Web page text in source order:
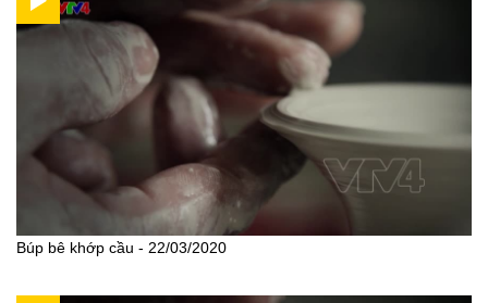
Búp bê khớp cầu - 22/03/2020